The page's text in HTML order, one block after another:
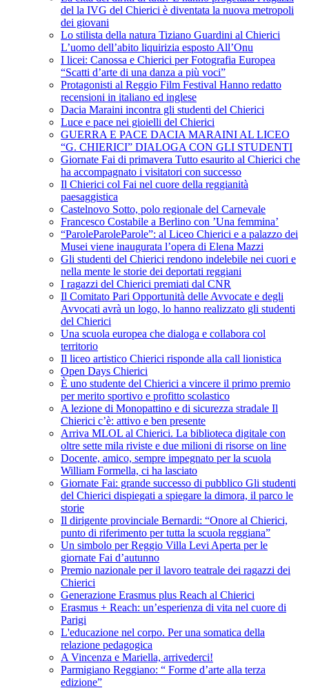
del la IVG del Chierici è diventata la nuova metropoli
dei giovani
Lo stilista della natura Tiziano Guardini al Chierici
L’uomo dell’abito liquirizia esposto All’Onu
I licei: Canossa e Chierici per Fotografia Europea
“Scatti d’arte di una danza a più voci”
Protagonisti al Reggio Film Festival Hanno redatto
recensioni in italiano ed inglese
Dacia Maraini incontra gli studenti del Chierici
Luce e pace nei gioielli del Chierici
GUERRA E PACE DACIA MARAINI AL LICEO
“G. CHIERICI” DIALOGA CON GLI STUDENTI
Giornate Fai di primavera Tutto esaurito al Chierici che
ha accompagnato i visitatori con successo
Il Chierici col Fai nel cuore della reggianità
paesaggistica
Castelnovo Sotto, polo regionale del Carnevale
Francesco Costabile a Berlino con ’Una femmina’
“ParoleParoleParole”: al Liceo Chierici e a palazzo dei
Musei viene inaugurata l’opera di Elena Mazzi
Gli studenti del Chierici rendono indelebile nei cuori e
nella mente le storie dei deportati reggiani
I ragazzi del Chierici premiati dal CNR
Il Comitato Pari Opportunità delle Avvocate e degli
Avvocati avrà un logo, lo hanno realizzato gli studenti
del Chierici
Una scuola europea che dialoga e collabora col
territorio
Il liceo artistico Chierici risponde alla call lionistica
Open Days Chierici
È uno studente del Chierici a vincere il primo premio
per merito sportivo e profitto scolastico
A lezione di Monopattino e di sicurezza stradale Il
Chierici c’è: attivo e ben presente
Arriva MLOL al Chierici. La biblioteca digitale con
oltre sette mila riviste e due milioni di risorse on line
Docente, amico, sempre impegnato per la scuola
William Formella, ci ha lasciato
Giornate Fai: grande successo di pubblico Gli studenti
del Chierici dispiegati a spiegare la dimora, il parco le
storie
Il dirigente provinciale Bernardi: “Onore al Chierici,
punto di riferimento per tutta la scuola reggiana”
Un simbolo per Reggio Villa Levi Aperta per le
giornate Fai d’autunno
Premio nazionale per il lavoro teatrale dei ragazzi dei
Chierici
Generazione Erasmus plus Reach al Chierici
Erasmus + Reach: un’esperienza di vita nel cuore di
Parigi
L'educazione nel corpo. Per una somatica della
relazione pedagogica
A Vincenza e Mariella, arrivederci!
Parmigiano Reggiano: “ Forme d’arte alla terza
edizione”